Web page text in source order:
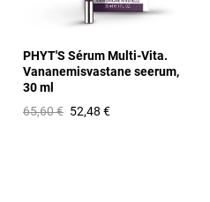
PHYT'S Sérum Multi-Vita.
Vananemisvastane seerum,
30 ml
65,60 € 52,48 €